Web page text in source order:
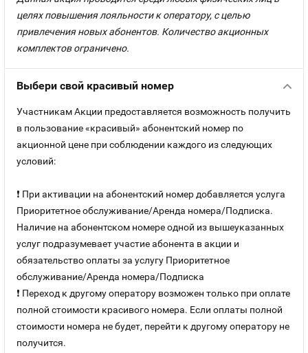
целях повышения лояльности к оператору, с целью
привлечения новых абонентов. Количество акционных
комплектов ограничено.
Выбери свой красивый номер
Участникам Акции предоставляется возможность получить
в пользование «красивый» абонентский номер по
акционной цене при соблюдении каждого из следующих
условий:
❗ При активации на абонентский номер добавляется услуга
Приоритетное обслуживание/Аренда номера/Подписка.
Наличие на абонентском номере одной из вышеуказанных
услуг подразумевает участие абонента в акции и
обязательство оплаты за услугу Приоритетное
обслуживание/Аренда номера/Подписка
❗ Переход к другому оператору возможен только при оплате
полной стоимости красивого номера. Если оплаты полной
стоимости номера не будет, перейти к другому оператору не
получится.